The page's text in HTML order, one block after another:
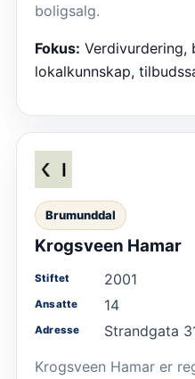
boligsalg.
Fokus: Verdivurdering,
lokalkunnskap,
Brumunddal
Krogsveen Hamar
Stiftet 2001
Ansatte 14
Adresse
Strandgata
Krogsveen Hamar er